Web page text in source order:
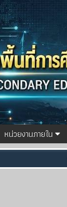
หน่วยงานภายใน